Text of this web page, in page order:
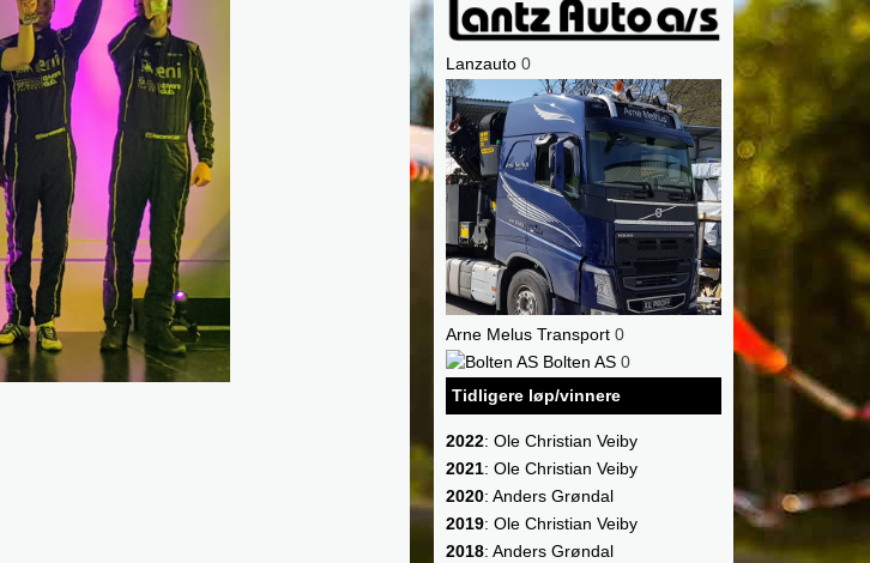
Lanzauto 0
Arne Melus Transport 0
Bolten AS 0
Tidligere løp/vinnere
2022: Ole Christian Veiby
2021: Ole Christian Veiby
2020: Anders Grøndal
2019: Ole Christian Veiby
2018: Anders Grøndal